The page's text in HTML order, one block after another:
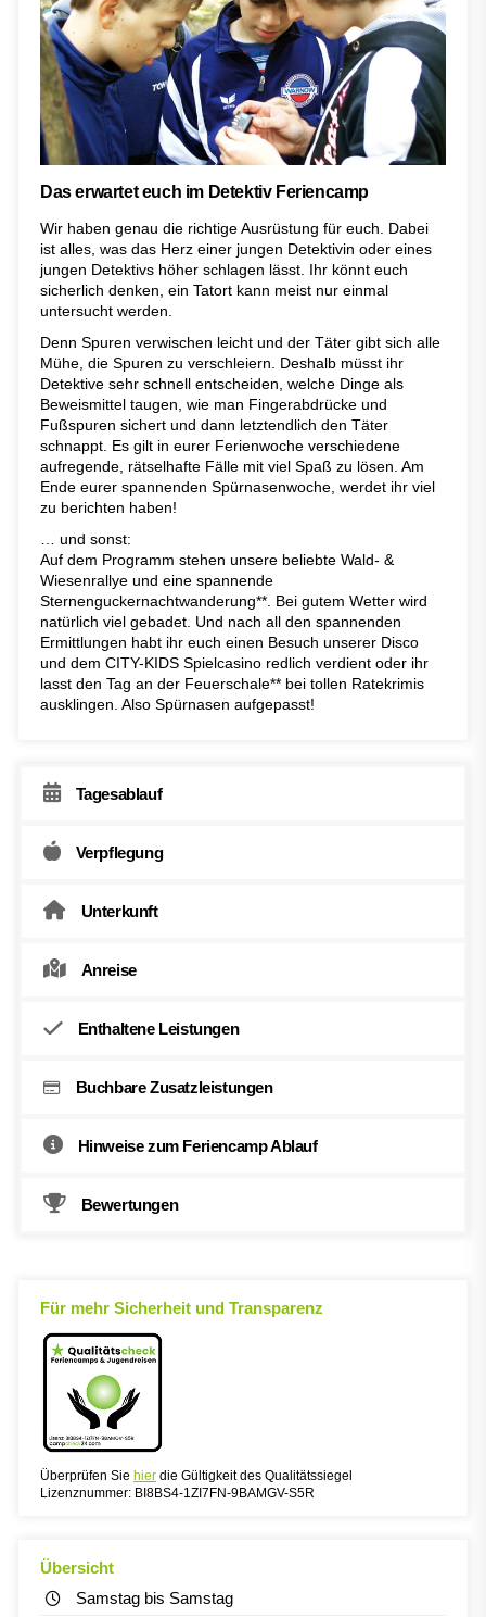
Das erwartet euch im Detektiv Feriencamp
Wir haben genau die richtige Ausrüstung für euch. Dabei
ist alles, was das Herz einer jungen Detektivin oder eines
jungen Detektivs höher schlagen lässt. Ihr könnt euch
sicherlich denken, ein Tatort kann meist nur einmal
untersucht werden.
Denn Spuren verwischen leicht und der Täter gibt sich alle
Mühe, die Spuren zu verschleiern. Deshalb müsst ihr
Detektive sehr schnell entscheiden, welche Dinge als
Beweismittel taugen, wie man Fingerabdrücke und
Fußspuren sichert und dann letztendlich den Täter
schnappt. Es gilt in eurer Ferienwoche verschiedene
aufregende, rätselhafte Fälle mit viel Spaß zu lösen. Am
Ende eurer spannenden Spürnasenwoche, werdet ihr viel
zu berichten haben!
… und sonst:
Auf dem Programm stehen unsere beliebte Wald- &
Wiesenrallye und eine spannende
Sternenguckernachtwanderung**. Bei gutem Wetter wird
natürlich viel gebadet. Und nach all den spannenden
Ermittlungen habt ihr euch einen Besuch unserer Disco
und dem CITY-KIDS Spielcasino redlich verdient oder ihr
lasst den Tag an der Feuerschale** bei tollen Ratekrimis
ausklingen. Also Spürnasen aufgepasst!
Tagesablauf
Verpflegung
Unterkunft
Anreise
Enthaltene Leistungen
Buchbare Zusatzleistungen
Hinweise zum Feriencamp Ablauf
Bewertungen
Für mehr Sicherheit und Transparenz
Überprüfen Sie hier die Gültigkeit des Qualitätssiegel
Lizenznummer: BI8BS4-1ZI7FN-9BAMGV-S5R
Übersicht
Samstag bis Samstag